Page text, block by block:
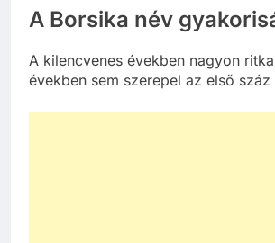
A Borsika név
A kilencvenes években nagyon
években sem szerepel az első